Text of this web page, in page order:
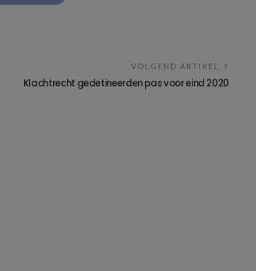
VOLGEND ARTIKEL
Klachtrecht gedetineerden pas voor eind 2020